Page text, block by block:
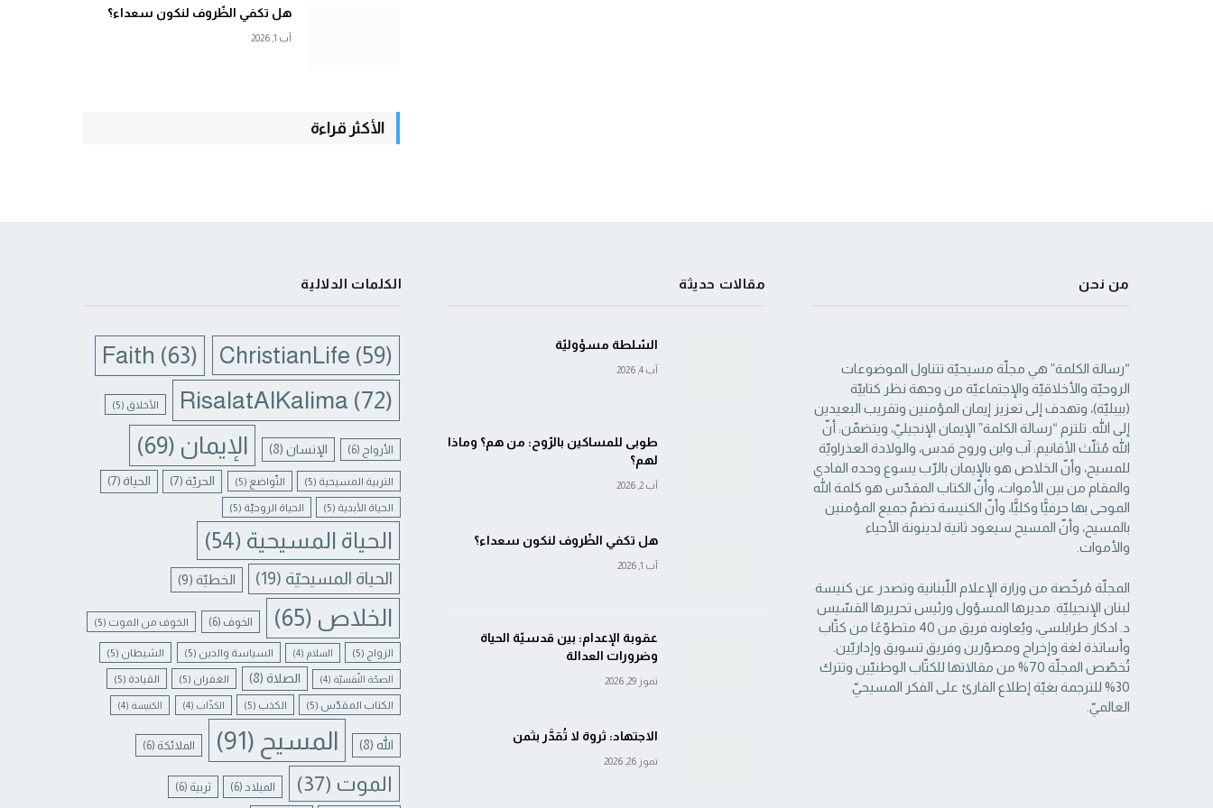
هل تكفي الظّروف لنكون سعداء؟
آب 1, 2026
الأكثر قراءة
من نحن
“رسالة الكلمة” هي مجلّة مسيحيّة تتناول الموضوعات
الروحيّة والأخلاقيّة والإجتماعيّة من ‏وجهة نظر كتابيّة
(بيبليّة)، وتهدف إلى تعزيز إيمان المؤمنين وتقريب البعيدين
إلى الله. تلتزم “رسالة ‏الكلمة” الإيمان الإنجيليّ، ويتضمّن: أنّ
الله مُثلّث الأقانيم: آب وابن وروح قدس، والولادة العذراويّة
‏للمسيح، وأنّ الخلاص هو بالإيمان بالرّب يسوع وحده الفادي
والمقام من بين الأموات، وأنّ الكتاب ‏المقدّس هو كلمة الله
الموحى بها حرفيًّا وكليًّا، وأنّ الكنيسة تضمّ جميع المؤمنين
بالمسيح، وأنّ المسيح ‏سيعود ثانية لدينونة الأحياء
والأموات. ‏
المجلّة مُرخّصة من وزارة الإعلام اللّبنانية وتصدر عن كنيسة
لبنان الإنجيليّة. مديرها المسؤول ‏ورئيس تحريرها القسّيس
د. ادكار طرابلسي، ويُعاونه فريق من 40 متطوّعًا من كتّاب
وأساتذة لغة ‏وإخراج ومصوّرين وفريق تسويق وإداريّين.
تُخصّص المجلّة 70% من مقالاتها للكتّاب الوطنيّين ‏وتترك
30% للترجمة بغيّة إطلاع القارئ على الفكر المسيحيّ
العالميّ.‏
مقالات حديثة
السّلطة مسؤوليّة
آب 4, 2026
طوبى للمساكين بالرّوح: من هم؟ وماذا
لهم؟
آب 2, 2026
هل تكفي الظّروف لنكون سعداء؟
آب 1, 2026
عقوبة الإعدام: بين قدسيّة الحياة
وضرورات العدالة
تموز 29, 2026
الاجتهاد: ثروة لا تُقدَّر بثمن
تموز 26, 2026
الكلمات الدلالية
ChristianLife (59)
Faith (63)
RisalatAlKalima (72) الأخلاق (5)
الأرواح (6) الإنسان(8) الإيمان (69)
التربية المسيحية (5) التّواضع (5) الحريّة (7) الحياة (7)
الحياة الأبدية (5) الحياة الروحيّة (5)
الحياة المسيحية (54)
الحياة المسيحيّة (19) الخطيّة(9)
الخلاص (65) الخوف (6) الخوف من الموت (5)
الزواج (5) السلام (4) السياسة والدين (5) الشيطان (5)
الصحّة النّفسيّة (4) الصلاة (8) الغفران (5) القيادة (5)
الكتاب المقدّس (5) الكذب (5) الكذّاب (4) الكنيسة (4)
الله (8) المسيح (91) الملائكة (6)
الموت (37) الميلاد (6) تربية (6)